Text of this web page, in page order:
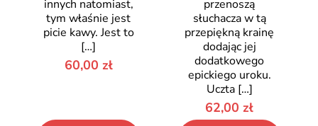
innych natomiast,
tym właśnie jest
picie kawy. Jest to
[…]
60,00 zł
przenoszą
słuchacza w tą
przepiękną krainę
dodając jej
dodatkowego
epickiego uroku.
Uczta[…]
62,00zł